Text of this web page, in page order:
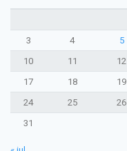
3
4 5
10
11 12
17
18 19
24
25 26
31